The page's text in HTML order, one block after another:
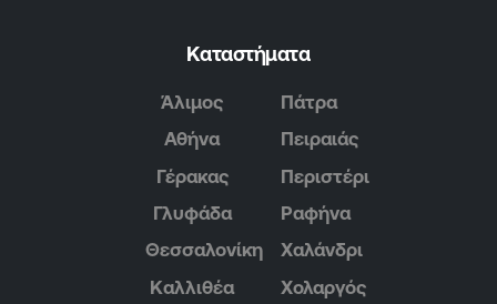
Καταστήματα
Άλιμος
Αθήνα
Γέρακας
Γλυφάδα
Θεσσαλονίκη
Καλλιθέα
Πάτρα
Πειραιάς
Περιστέρι
Ραφήνα
Χαλάνδρι
Χολαργός